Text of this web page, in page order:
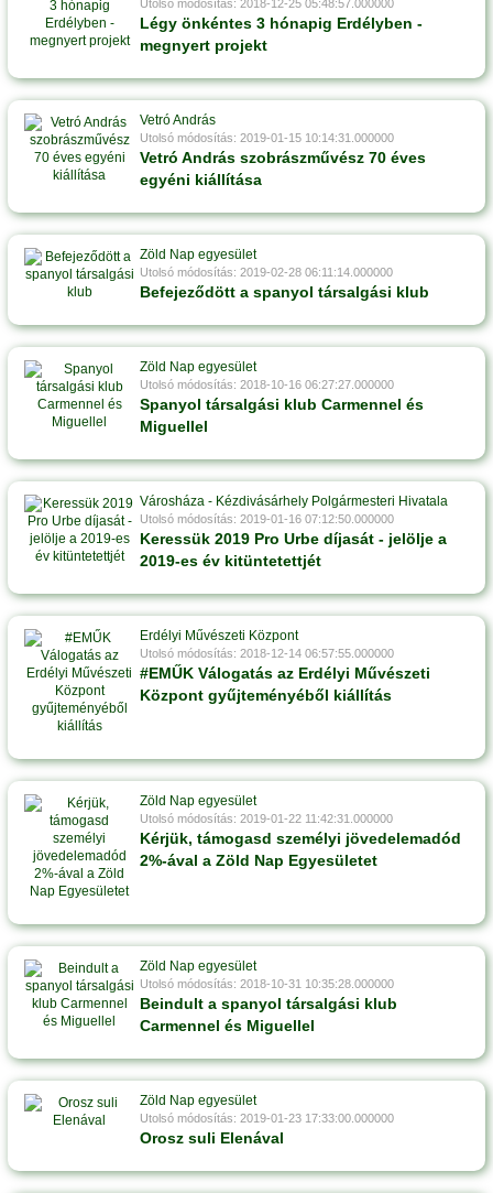
Utolsó módosítás: 2018-12-25 05:48:57.000000
Légy önkéntes 3 hónapig Erdélyben -
megnyert projekt
Vetró András
Utolsó módosítás: 2019-01-15 10:14:31.000000
Vetró András szobrászművész 70 éves
egyéni kiállítása
Zöld Nap egyesület
Utolsó módosítás: 2019-02-28 06:11:14.000000
Befejeződött a spanyol társalgási klub
Zöld Nap egyesület
Utolsó módosítás: 2018-10-16 06:27:27.000000
Spanyol társalgási klub Carmennel és
Miguellel
Városháza - Kézdivásárhely Polgármesteri Hivatala
Utolsó módosítás: 2019-01-16 07:12:50.000000
Keressük 2019 Pro Urbe díjasát - jelölje a
2019-es év kitüntetettjét
Erdélyi Művészeti Központ
Utolsó módosítás: 2018-12-14 06:57:55.000000
#EMŰK Válogatás az Erdélyi Művészeti
Központ gyűjteményéből kiállítás
Zöld Nap egyesület
Utolsó módosítás: 2019-01-22 11:42:31.000000
Kérjük, támogasd személyi jövedelemadód
2%-ával a Zöld Nap Egyesületet
Zöld Nap egyesület
Utolsó módosítás: 2018-10-31 10:35:28.000000
Beindult a spanyol társalgási klub
Carmennel és Miguellel
Zöld Nap egyesület
Utolsó módosítás: 2019-01-23 17:33:00.000000
Orosz suli Elenával